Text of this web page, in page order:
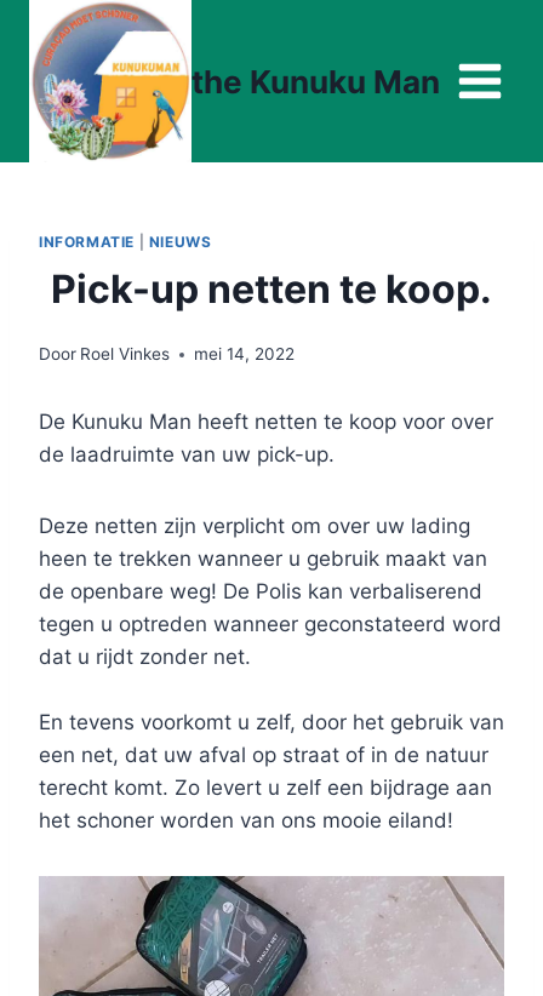
Doorgaan
naar
inhoud
the Kunuku Man
INFORMATIE NIEUWS
Pick-up netten te koop.
Door Roel Vinkes mei 14, 2022
De Kunuku Man heeft netten te koop voor over
de laadruimte van uw pick-up.
Deze netten zijn verplicht om over uw lading
heen te trekken wanneer u gebruik maakt van
de openbare weg! De Polis kan verbaliserend
tegen u optreden wanneer geconstateerd word
dat u rijdt zonder net.
En tevens voorkomt u zelf, door het gebruik van
een net, dat uw afval op straat of in de natuur
terecht komt. Zo levert u zelf een bijdrage aan
het schoner worden van ons mooie eiland!